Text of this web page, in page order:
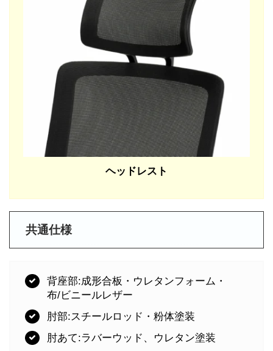
ヘッドレスト
共通仕様
背座部:成形合板・ウレタンフォーム・
布/ビニールレザー
肘部:スチールロッド・粉体塗装
肘あて:ラバーウッド、ウレタン塗装